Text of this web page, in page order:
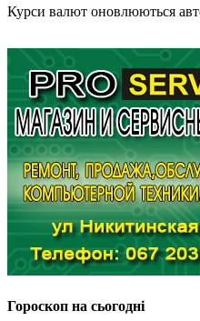
Курси валют оновлюються
Гороскоп на сьогодні